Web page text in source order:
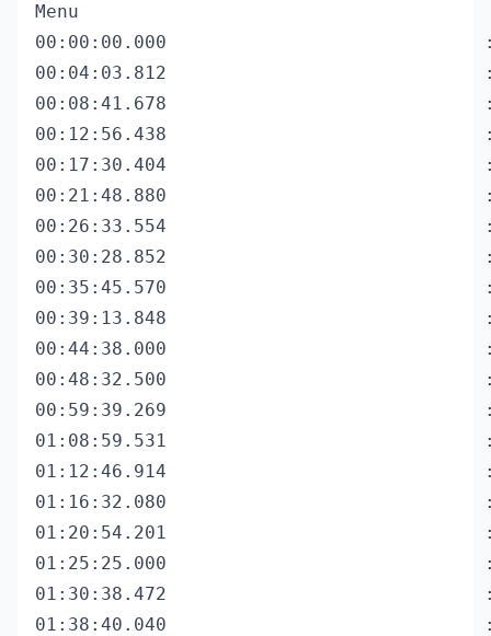
Menu
00:00:00.000                             : ja:辉
00:04:03.812                             :
00:08:41.678                             :
00:12:56.438                             :
00:17:30.404                             :
00:21:48.880                             :
00:26:33.554                             : ja:
00:30:28.852                             :
00:35:45.570                             : ja:ロ
00:39:13.848                             :
00:44:38.000
00:48:32.500                             : ja:
00:59:39.269                             : ja:
01:08:59.531                             :
01:12:46.914                             :
01:16:32.080                             : ja:
01:20:54.201                             :
01:25:25.000                             :
01:30:38.472                             :
01:38:40.040                             : ja: